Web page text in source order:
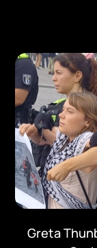
Greta